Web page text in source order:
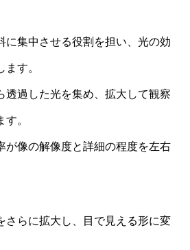
に集中させる役割を担い、光の効
す。
透過した光を集め、拡大して観察
。
が像の解像度と詳細の程度を左右
さらに拡大し、目で見える形に変